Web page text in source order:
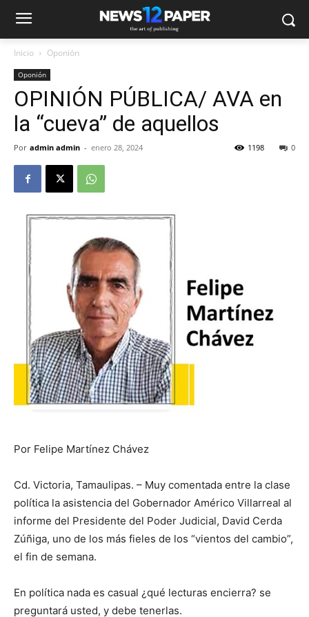
Inicio Oponión
Oponión
OPINIÓN PÚBLICA/ AVA en
la “cueva” de aquellos
Por admin admin - enero 28, 2024 0
1198
Por Felipe Martínez Chávez
Cd. Victoria, Tamaulipas. – Muy comentada entre la clase
política la asistencia del Gobernador Américo Villarreal al
informe del Presidente del Poder Judicial, David Cerda
Zúñiga, uno de los más fieles de los “vientos del cambio”,
el fin de semana.
En política nada es casual ¿qué lecturas encierra? se
preguntará usted, y debe tenerlas.